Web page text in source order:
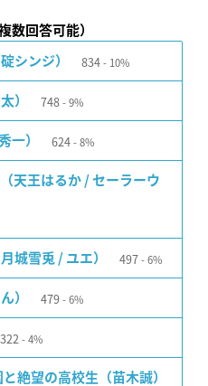
数回答可能）
シンジ） 834 10%
） 748 9%
一） 624 8%
天王はるか / セーラーウ
城雪兎 / ユエ） 497 6%
） 479 6%
322 4%
絶望の高校生（苗木誠）